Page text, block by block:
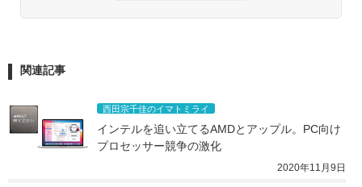
関連記事
西田宗千佳のイマトミライ
インテルを追い立てるAMDとアップル。PC向け
プロセッサー競争の激化
2020年11月9日